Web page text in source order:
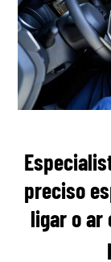
preciso
ligar o ar